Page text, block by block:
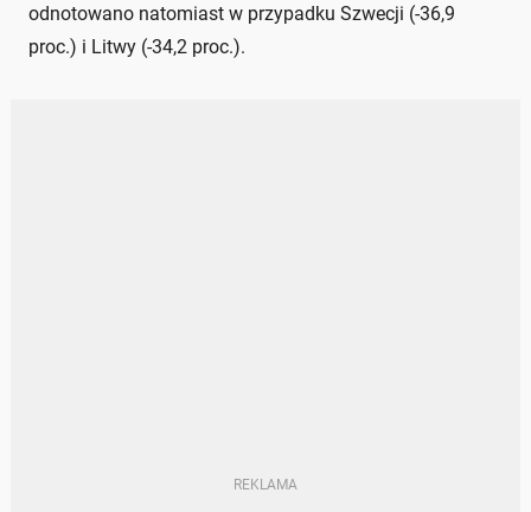
odnotowano natomiast w przypadku Szwecji (-36,9
proc.) i Litwy (-34,2 proc.).